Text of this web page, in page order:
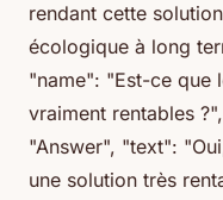
rendant cette
écologique à long
"name": "Est-ce que
vraiment rentables
"Answer", "text":
une solution très